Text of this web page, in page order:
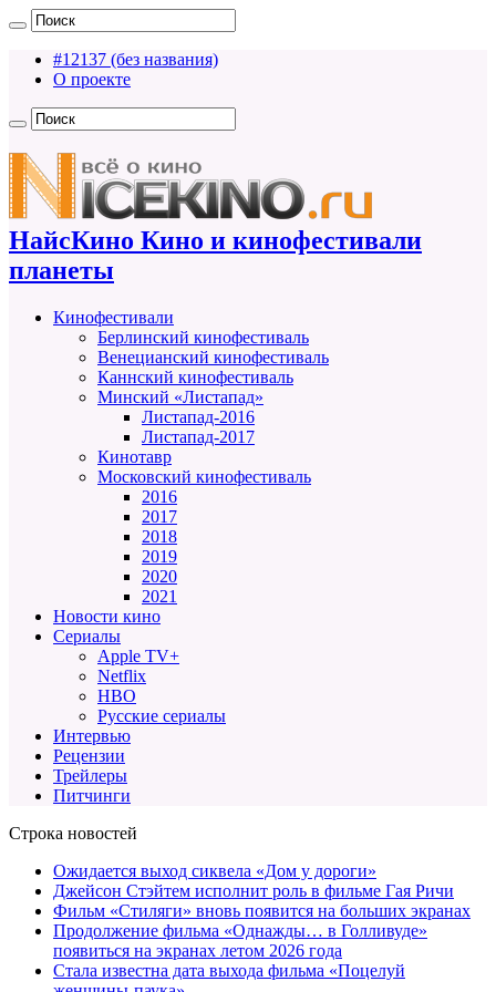
#12137 (без названия)
О проекте
НайсКино Кино и кинофестивали
планеты
Кинофестивали
Берлинский кинофестиваль
Венецианский кинофестиваль
Каннский кинофестиваль
Минский «Листапад»
Листапад-2016
Листапад-2017
Кинотавр
Московский кинофестиваль
2016
2017
2018
2019
2020
2021
Новости кино
Сериалы
Apple TV+
Netflix
HBO
Русские сериалы
Интервью
Рецензии
Трейлеры
Питчинги
Строка новостей
Ожидается выход сиквела «Дом у дороги»
Джейсон Стэйтем исполнит роль в фильме Гая Ричи
Фильм «Стиляги» вновь появится на больших экранах
Продолжение фильма «Однажды… в Голливуде»
появиться на экранах летом 2026 года
Стала известна дата выхода фильма «Поцелуй